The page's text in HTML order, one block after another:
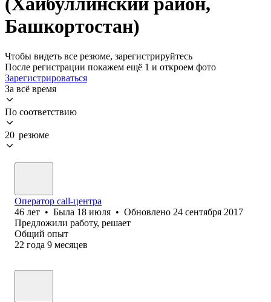
Башкортостан)
Чтобы видеть все резюме, зарегистрируйтесь
После регистрации покажем ещё 1 и откроем фото
Зарегистрироваться
За всё время
По соответствию
20 резюме
Оператор call-центра
46 лет • Была 18 июля • Обновлено 24 сентября 2017
Предложили работу, решает
Общий опыт
22 года 9 месяцев